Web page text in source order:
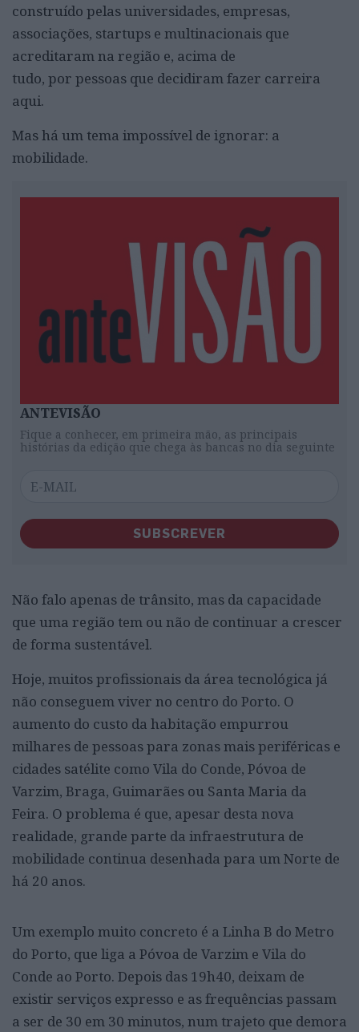
construído pelas universidades, empresas,
associações, startups e multinacionais que
acreditaram na região e, acima de
tudo, por pessoas que decidiram fazer carreira
aqui.
Mas há um tema impossível de ignorar: a
mobilidade.
ANTEVISÃO
Fique a conhecer, em primeira mão, as principais
histórias da edição que chega às bancas no dia seguinte
SUBSCREVER
Não falo apenas de trânsito, mas da capacidade
que uma região tem ou não de continuar a crescer
de forma sustentável.
Hoje, muitos profissionais da área tecnológica já
não conseguem viver no centro do Porto. O
aumento do custo da habitação empurrou
milhares de pessoas para zonas mais periféricas e
cidades satélite como Vila do Conde, Póvoa de
Varzim, Braga, Guimarães ou Santa Maria da
Feira. O problema é que, apesar desta nova
realidade, grande parte da infraestrutura de
mobilidade continua desenhada para um Norte de
há 20 anos.
Um exemplo muito concreto é a Linha B do Metro
do Porto, que liga a Póvoa de Varzim e Vila do
Conde ao Porto. Depois das 19h40, deixam de
existir serviços expresso e as frequências passam
a ser de 30 em 30 minutos, num trajeto que demora